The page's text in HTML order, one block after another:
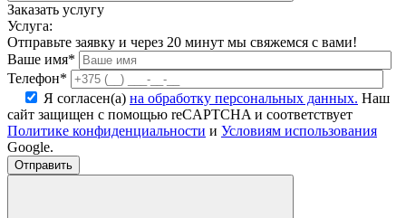
Заказать услугу
Услуга:
Отправьте заявку и через 20 минут мы свяжемся с вами!
Ваше имя*
Телефон*
Я согласен(а) на обработку персональных данных. Наш
сайт защищен с помощью reCAPTCHA и соответствует
Политике конфиденциальности и Условиям использования
Google.